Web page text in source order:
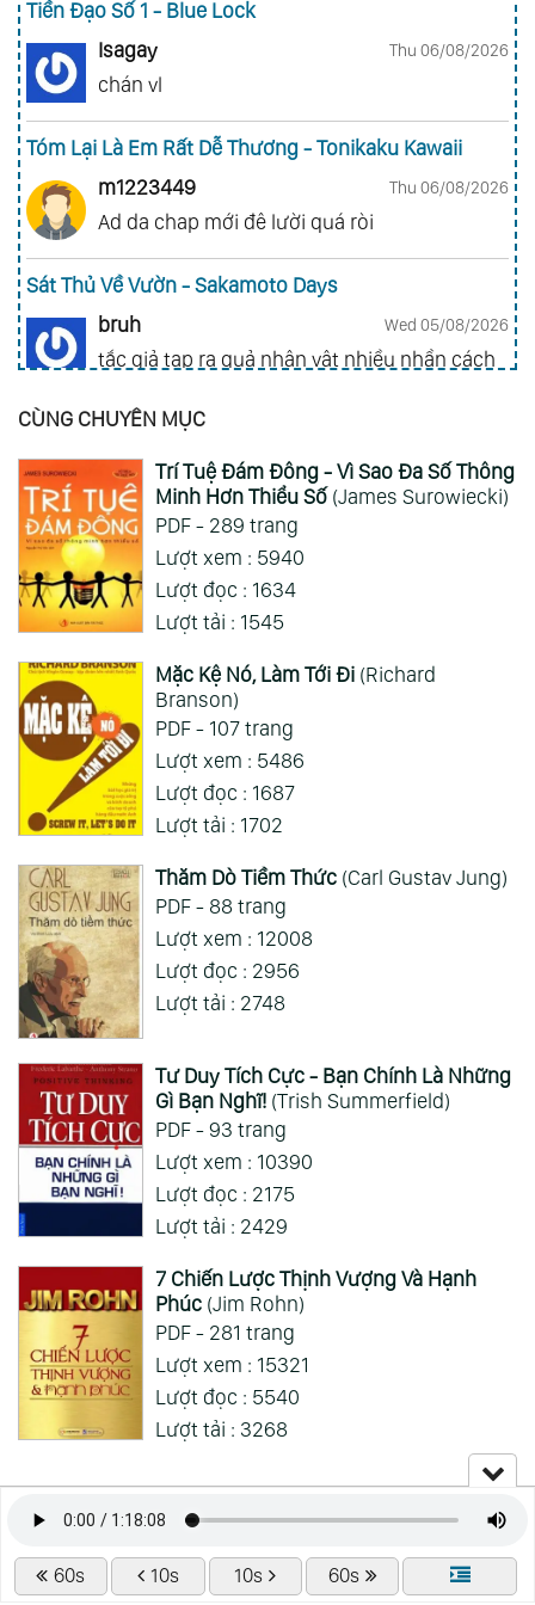
60s 10s 10s 60s
Tiền Đạo Số 1 - Blue Lock
Isagay
Thu 06/08/2026
chán vl
Tóm Lại Là Em Rất Dễ Thương - Tonikaku Kawaii
m1223449
Thu 06/08/2026
Ad da chap mới đê lười quá ròi
Sát Thủ Về Vườn - Sakamoto Days
bruh
Wed 05/08/2026
tắc giả tạp ra quả nhân vật nhiều nhần cách
Gia Đình Điệp Viên - Spy X Family
ai hỏi 123
Wed 05/08/2026
Mong 1 ngày shop ra 2 chap
CÙNG CHUYÊN MỤC
Trí Tuệ Đám Đông - Vì Sao Đa Số Thông
Minh Hơn Thiểu Số(James Surowiecki)
PDF - 289 trang
Lượt xem : 5940
Lượt đọc : 1634
Lượt tải : 1545
Mặc Kệ Nó, Làm Tới Đi(Richard
Branson)
PDF - 107 trang
Lượt xem : 5486
Lượt đọc : 1687
Lượt tải : 1702
Thăm Dò Tiềm Thức(Carl Gustav Jung)
PDF - 88 trang
Lượt xem : 12008
Lượt đọc : 2956
Lượt tải : 2748
Tư Duy Tích Cực - Bạn Chính Là Những
Gì Bạn Nghĩ!(Trish Summerfield)
PDF - 93 trang
Lượt xem : 10390
Lượt đọc : 2175
Lượt tải : 2429
7 Chiến Lược Thịnh Vượng Và Hạnh
Phúc(Jim Rohn)
PDF - 281 trang
Lượt xem : 15321
Lượt đọc : 5540
Lượt tải : 3268